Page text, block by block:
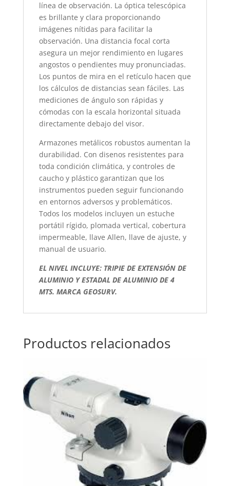
línea de observación. La óptica telescópica
es brillante y clara proporcionando
imágenes nítidas para facilitar la
observación. Una distancia focal corta
asegura un mejor rendimiento en lugares
angostos o pendientes muy pronunciadas.
Los puntos de mira en el retículo hacen que
los cálculos de distancias sean fáciles. Las
mediciones de ángulo son rápidas y
cómodas con la escala horizontal situada
directamente debajo del visor.
Armazones metálicos robustos aumentan la
durabilidad. Con disenos resistentes para
toda condición climática, y controles de
caucho y plástico garantizan que los
instrumentos pueden seguir funcionando
en entornos adversos y problemáticos.
Todos los modelos incluyen un estuche
portátil rígido, plomada vertical, cobertura
impermeable, llave Allen, llave de ajuste, y
manual de usuario.
EL NIVEL INCLUYE: TRIPIE DE EXTENSIÓN DE
ALUMINIO Y ESTADAL DE ALUMINIO DE 4
MTS. MARCA GEOSURV.
Productos relacionados